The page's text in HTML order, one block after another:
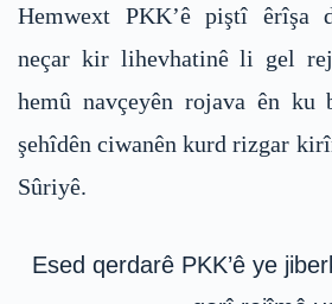
Hemwext PKK’ê piştî êrîşa
neçar kir lihevhatinê li gel
hemû navçeyên rojava ên ku
şehîdên ciwanên kurd rizgar
Sûriyê.
Esed qerdarê PKK’ê ye